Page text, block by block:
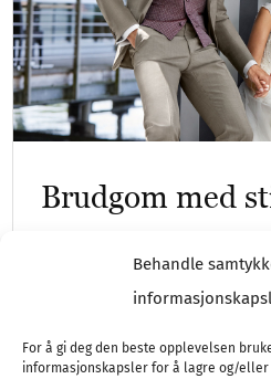
Behandle
For å gi deg den beste opplevelsen
informasjonskapsler for å lagre og/
Brudgom med
gjerne i pastell! Tør du å